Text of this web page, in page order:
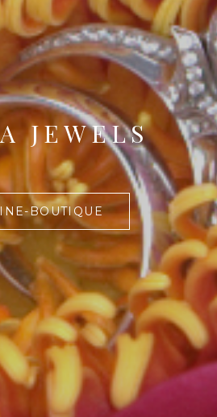
JEWELS
BOUTIQUE